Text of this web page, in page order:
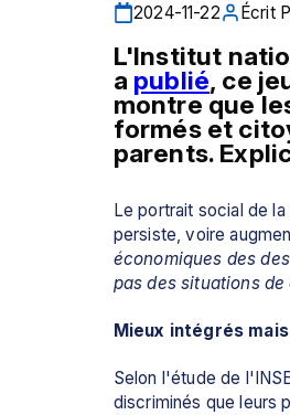
2024-11-22 Écrit
L'Institut
a publié, ce
montre que
formés et
parents.
Le portrait social de
persiste, voire
économiques des
pas des situations
Mieux intégrés
Selon l'étude de
discriminés que leurs